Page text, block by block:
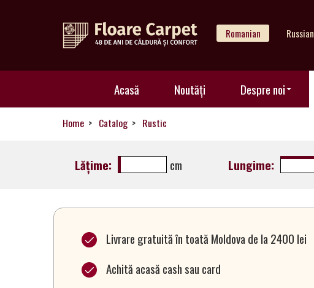
Romanian Russian
Acasă Noutăți Despre noi
Acasă
Home Catalog Rustic
Lățime: cm Lungime:
Livrare gratuită în toată Moldova de la 2400 lei
Achită acasă cash sau card